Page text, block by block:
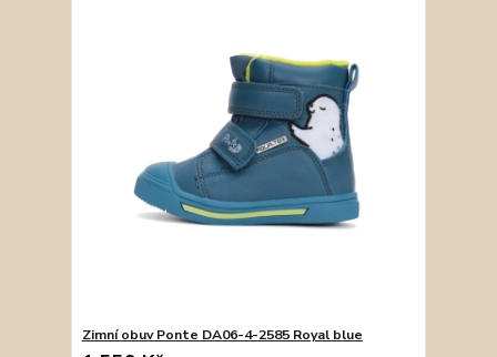
Zimní obuv Ponte DA06-4-2585 Royal blue